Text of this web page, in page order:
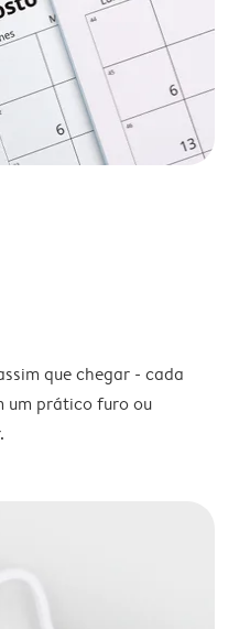
que chegar - cada
um prático furo ou